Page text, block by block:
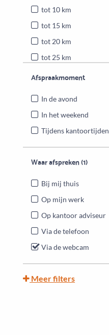
tot 10 km
tot 15 km
tot 20 km
tot 25 km
Heel Nederland
Afspraakmoment
In de avond
In het weekend
Tijdens kantoortijden
Waar afspreken(1)
Bij mij thuis
Op mijn werk
Op kantoor adviseur
Via de telefoon
Via de webcam
Meer filters